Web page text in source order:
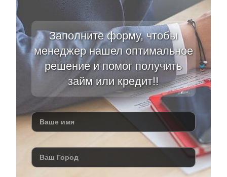
Заполните форму, чтобы
менеджер нашел оптимальное
решение и помог получить
займ или кредит!!